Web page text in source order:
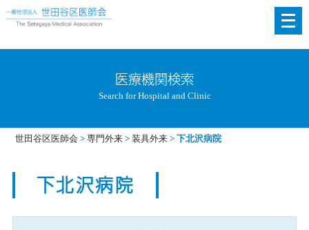
メ
ニ
く
医療機関検索
Search for Hospital and Clinic
世田谷区医師会 >専門外来 >装具外来 >下北沢病院
下北沢病院